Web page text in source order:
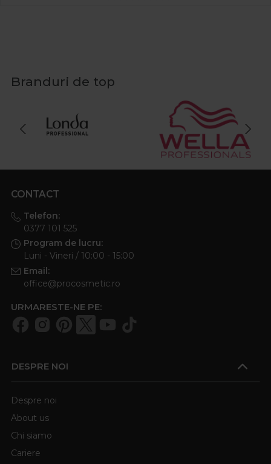
Branduri de top
CONTACT
Telefon:
0377 101 525
Program de lucru:
Luni - Vineri / 10:00 - 15:00
Email:
office@procosmetic.ro
URMARESTE-NE PE:
DESPRE NOI
Despre noi
About us
Chi siamo
Cariere